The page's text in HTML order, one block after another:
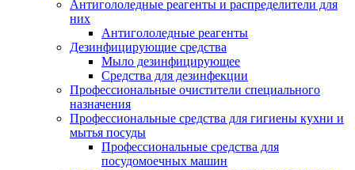
Антигололедные реагенты и распределители для
них
Антигололедные реагенты
Дезинфицирующие средства
Мыло дезинфицирующее
Средства для дезинфекции
Профессиональные очистители специального
назначения
Профессиональные средства для гигиены кухни и
мытья посуды
Профессиональные средства для
посудомоечных машин